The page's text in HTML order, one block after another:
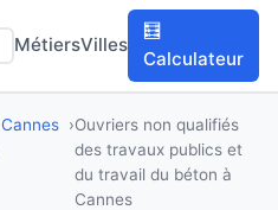
MétiersVilles
🧮
Calculateur
Cannes
Ouvriers non qualifiés
des travaux publics et
du travail du béton à
Cannes